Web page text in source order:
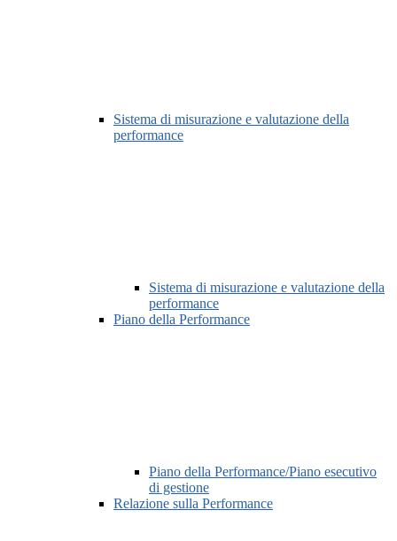
Sistema di misurazione e valutazione della
performance
Sistema di misurazione e valutazione della
performance
Piano della Performance
Piano della Performance/Piano esecutivo
di gestione
Relazione sulla Performance